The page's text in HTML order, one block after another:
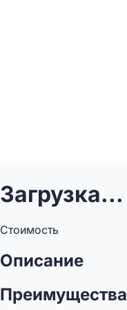
Загрузка...
Стоимость
Описание
Преимущества